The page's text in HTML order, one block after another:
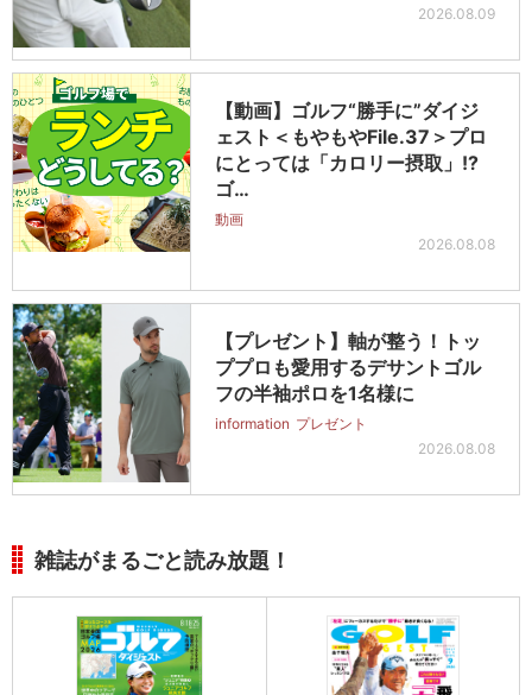
2026.08.09
【動画】ゴルフ“勝手に”ダイジ
ェスト＜もやもやFile.37＞プロ
にとっては「カロリー摂取」!?
ゴ…
動画
2026.08.08
【プレゼント】軸が整う！トッ
ププロも愛用するデサントゴル
フの半袖ポロを1名様に
information プレゼント
2026.08.08
雑誌がまるごと読み放題！